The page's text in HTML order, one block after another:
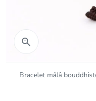

Bracelet mâlâ